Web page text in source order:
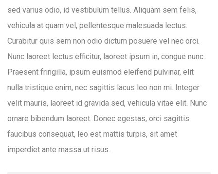
sed varius odio, id vestibulum tellus. Aliquam sem felis,
vehicula at quam vel, pellentesque malesuada lectus.
Curabitur quis sem non odio dictum posuere vel nec orci.
Nunc laoreet lectus efficitur, laoreet ipsum in, congue nunc.
Praesent fringilla, ipsum euismod eleifend pulvinar, elit
nulla tristique enim, nec sagittis lacus leo non mi. Integer
velit mauris, laoreet id gravida sed, vehicula vitae elit. Nunc
ornare bibendum laoreet. Donec egestas, orci sagittis
faucibus consequat, leo est mattis turpis, sit amet
imperdiet ante massa ut risus.